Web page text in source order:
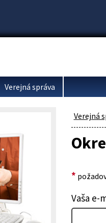
Verejná správa
Verejná
*
Vaša e-